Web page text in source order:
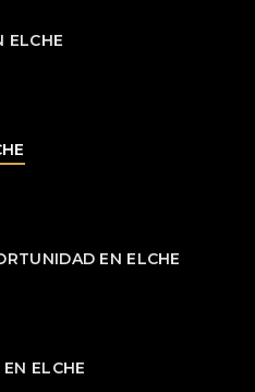
ELCHE
EN ELCHE
ELCHE